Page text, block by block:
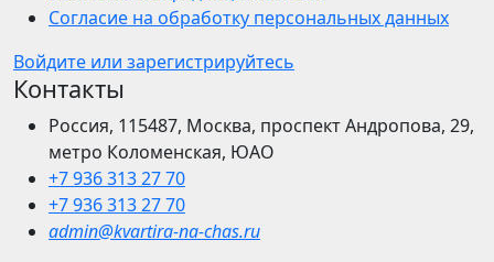
Согласие на обработку персональных данных
Войдите или зарегистрируйтесь
Контакты
Россия, 115487, Москва, проспект Андропова, 29,
метро Коломенская, ЮАО
+7 936 313 27 70
+7 936 313 27 70
admin@kvartira-na-chas.ru